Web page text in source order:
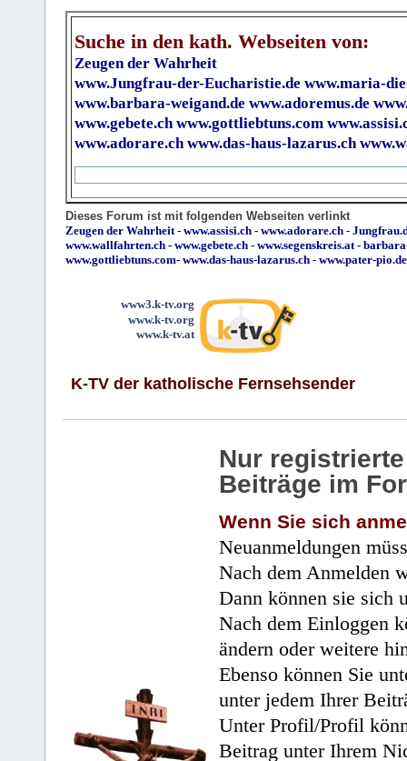
Suche in den kath. Webseiten von:
Zeugen der Wahrheit
www.Jungfrau-der-Eucharistie.de www.maria-
www.barbara-weigand.de www.adoremus.de
www.gebete.ch www.gottliebtuns.com
www.adorare.ch www.das-haus-lazarus.ch
Dieses Forum ist mit folgenden Webseiten verlinkt
Zeugen der Wahrheit - www.assisi.ch - www.adorare.ch -
www.wallfahrten.ch - www.gebete.ch - www.segenskreis.at -
www.gottliebtuns.com- www.das-haus-lazarus.ch - www.pater-pio.de
www3.k-tv.org
www.k-tv.org
www.k-tv.at
K-TV der katholische Fernsehsender
Nur
Beiträge im
Wenn Sie sich
Neuanmeldungen
Nach dem Anmelden
Dann können sie sich
Nach dem Einloggen
ändern oder weitere
Ebenso können Sie
unter jedem Ihrer
Unter Profil/Profil
Beitrag unter Ihrem